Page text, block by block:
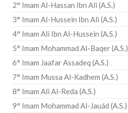
2° Imam Al-Hassan Ibn Ali (A.S.)
3° Imam Al-Hussein Ibn Ali (A.S.)
4° Imam Ali Ibn Al-Hussein (A.S.)
5° Imam Mohammad Al-Baqer (A.S.)
6° Imam Jaafar Assadeq (A.S.)
7° Imam Mussa Al-Kadhem (A.S.)
8° Imam Ali Al-Reda (A.S.)
9° Imam Mohammad Al-Jauád (A.S.)